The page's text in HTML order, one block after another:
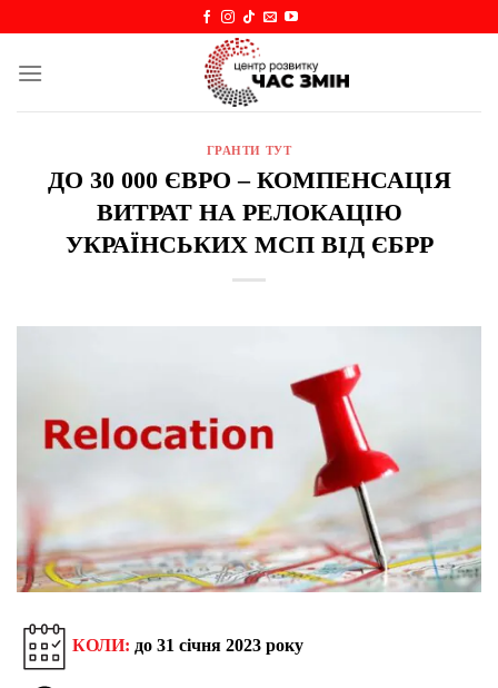
content
ГРАНТИ ТУТ
ДО 30 000 ЄВРО – КОМПЕНСАЦІЯ
ВИТРАТ НА РЕЛОКАЦІЮ
УКРАЇНСЬКИХ МСП ВІД ЄБРР
КОЛИ: до 31 січня 2023 року